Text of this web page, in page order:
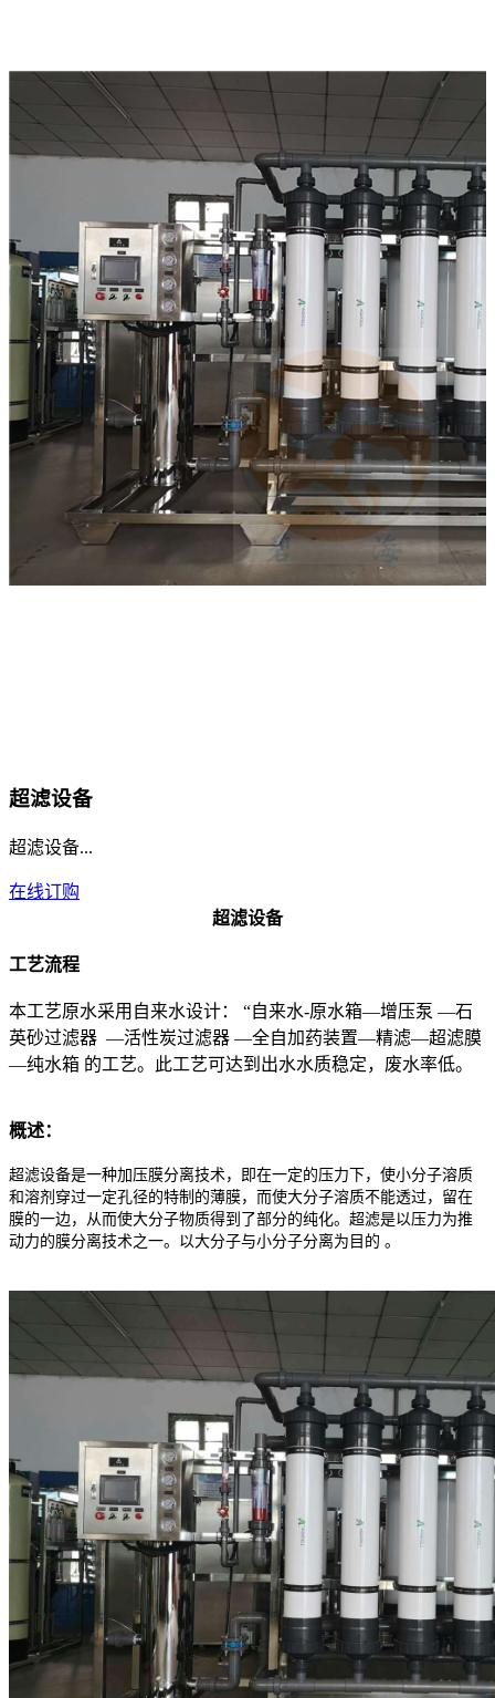
超滤设备
超滤设备...
在线订购
超滤设备
工艺流程
本工艺原水采用自来水设计： “自来水-原水箱—增压泵 —石
英砂过滤器 —活性炭过滤器 —全自加药装置—精滤—超滤膜
—纯水箱 的工艺。此工艺可达到出水水质稳定，废水率低。
概述：
超滤设备是一种加压膜分离技术，即在一定的压力下，使小分子溶质
和溶剂穿过一定孔径的特制的薄膜，而使大分子溶质不能透过，留在
膜的一边，从而使大分子物质得到了部分的纯化。超滤是以压力为推
动力的膜分离技术之一。以大分子与小分子分离为目的 。